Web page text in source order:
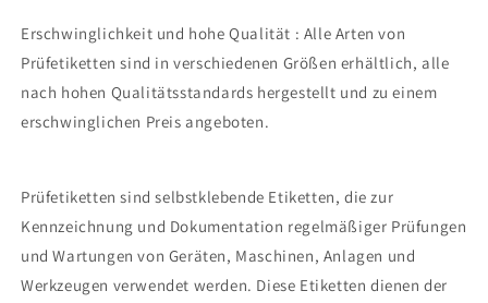
Erschwinglichkeit und hohe Qualität : Alle Arten von
Prüfetiketten sind in verschiedenen Größen erhältlich, alle
nach hohen Qualitätsstandards hergestellt und zu einem
erschwinglichen Preis angeboten.
Prüfetiketten sind selbstklebende Etiketten, die zur
Kennzeichnung und Dokumentation regelmäßiger Prüfungen
und Wartungen von Geräten, Maschinen, Anlagen und
Werkzeugen verwendet werden. Diese Etiketten dienen der